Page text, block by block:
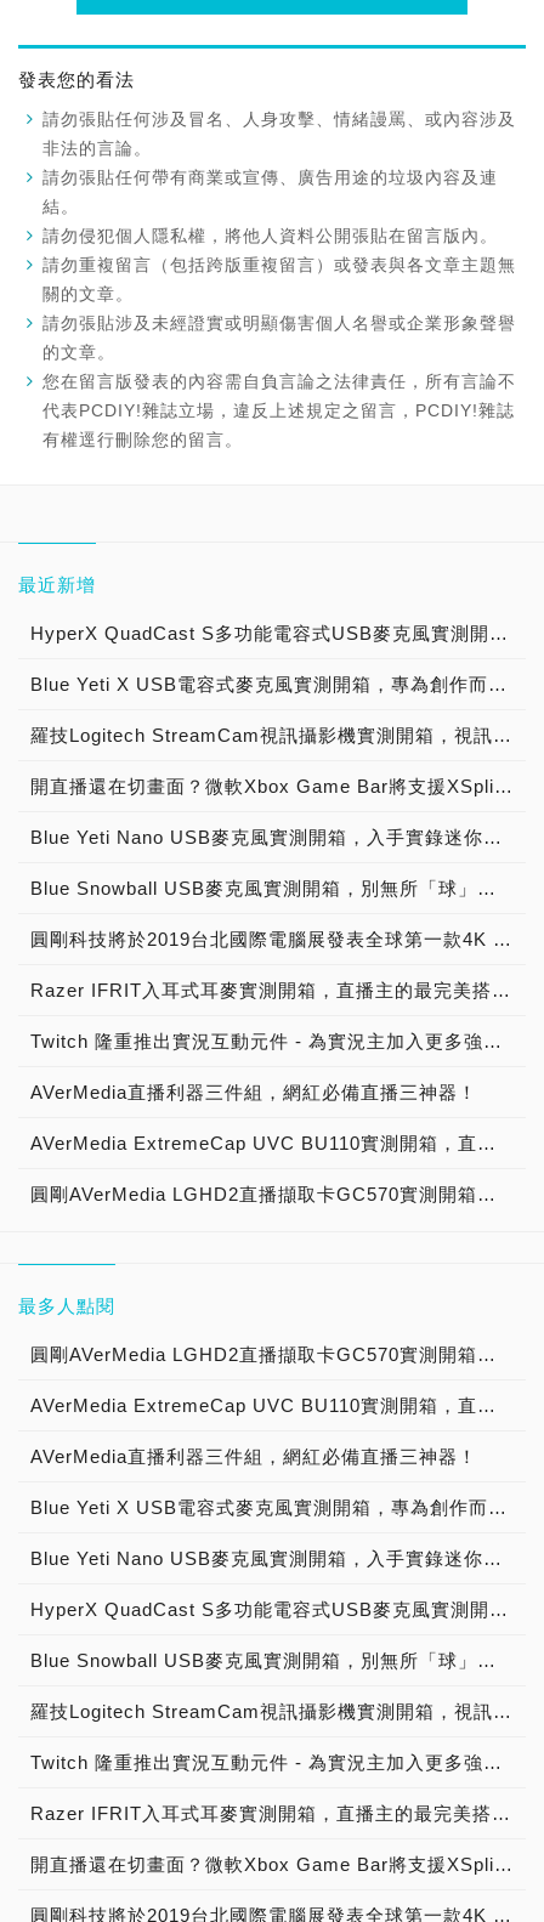
發表您的看法
請勿張貼任何涉及冒名、人身攻擊、情緒謾罵、或內容涉及
非法的言論。
請勿張貼任何帶有商業或宣傳、廣告用途的垃圾內容及連
結。
請勿侵犯個人隱私權，將他人資料公開張貼在留言版內。
請勿重複留言（包括跨版重複留言）或發表與各文章主題無
關的文章。
請勿張貼涉及未經證實或明顯傷害個人名譽或企業形象聲譽
的文章。
您在留言版發表的內容需自負言論之法律責任，所有言論不
代表PCDIY!雜誌立場，違反上述規定之留言，PCDIY!雜誌
有權逕行刪除您的留言。
最近新增
HyperX QuadCast S多功能電容式USB麥克風實測開箱，實況直播、遊戲溝通、自彈自唱樣樣通！
Blue Yeti X USB電容式麥克風實測開箱，專為創作而「聲」！
羅技Logitech StreamCam視訊攝影機實測開箱，視訊會議、線上直播新神器！
開直播還在切畫面？微軟Xbox Game Bar將支援XSplit等一眾Widget功能
Blue Yeti Nano USB麥克風實測開箱，入手實錄迷你萌「雪怪」！
Blue Snowball USB麥克風實測開箱，別無所「球」、就決定是你了！
圓剛科技將於2019台北國際電腦展發表全球第一款4K HDR及240 FPS遊戲擷取外接實況擷取盒與全新人工智慧解決方案
Razer IFRIT入耳式耳麥實測開箱，直播主的最完美搭檔！
Twitch 隆重推出實況互動元件 - 為實況主加入更多強大的社群功能
AVerMedia直播利器三件組，網紅必備直播三神器！
AVerMedia ExtremeCap UVC BU110實測開箱，直播攝影超容易 單眼也能化身直播攝影機！
圓剛AVerMedia LGHD2直播擷取卡GC570實測開箱，專業實況主遊戲直播神兵利器！
最多人點閱
圓剛AVerMedia LGHD2直播擷取卡GC570實測開箱，專業實況主遊戲直播神兵利器！
AVerMedia ExtremeCap UVC BU110實測開箱，直播攝影超容易 單眼也能化身直播攝影機！
AVerMedia直播利器三件組，網紅必備直播三神器！
Blue Yeti X USB電容式麥克風實測開箱，專為創作而「聲」！
Blue Yeti Nano USB麥克風實測開箱，入手實錄迷你萌「雪怪」！
HyperX QuadCast S多功能電容式USB麥克風實測開箱，實況直播、遊戲溝通、自彈自唱樣樣通！
Blue Snowball USB麥克風實測開箱，別無所「球」、就決定是你了！
羅技Logitech StreamCam視訊攝影機實測開箱，視訊會議、線上直播新神器！
Twitch 隆重推出實況互動元件 - 為實況主加入更多強大的社群功能
Razer IFRIT入耳式耳麥實測開箱，直播主的最完美搭檔！
開直播還在切畫面？微軟Xbox Game Bar將支援XSplit等一眾Widget功能
圓剛科技將於2019台北國際電腦展發表全球第一款4K HDR及240 FPS遊戲擷取外接實況擷取盒與全新人工智慧解決方案